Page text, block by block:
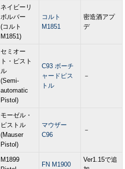
ネイビーリ
ボルバー
(コルト
M1851)
コルト
M1851
密造酒アプ
デ
セミオー
ト・ピスト
ル
(Semi-
automatic
Pistol)
C93 ボーチ
ャードピス
トル
－
モーゼル・
ピストル
(Mauser
Pistol)
マウザー
C96
－
M1899
FN M1900
Ver1.15で追